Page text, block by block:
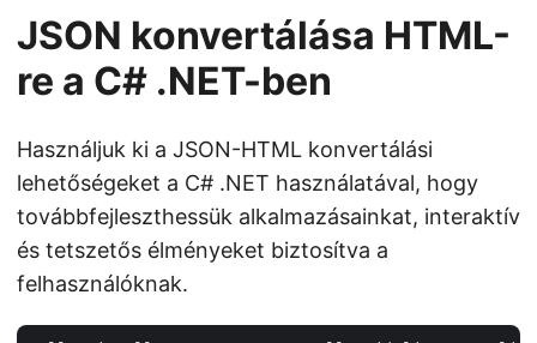
JSON konvertálása HTML-
re a C# .NET-ben
Használjuk ki a JSON-HTML konvertálási
lehetőségeket a C# .NET használatával, hogy
továbbfejleszthessük alkalmazásainkat, interaktív
és tetszetős élményeket biztosítva a
felhasználóknak.